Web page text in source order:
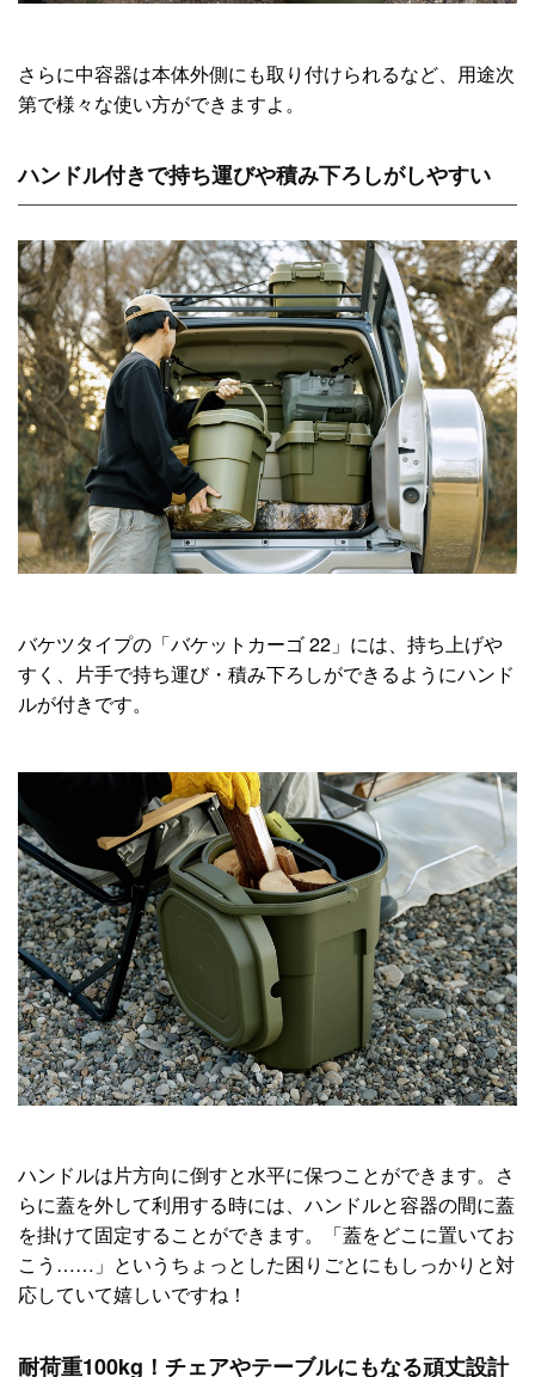
さらに中容器は本体外側にも取り付けられるなど、用途次
第で様々な使い方ができますよ。
ハンドル付きで持ち運びや積み下ろしがしやすい
バケツタイプの「バケットカーゴ 22」には、持ち上げや
すく、片手で持ち運び・積み下ろしができるようにハンド
ルが付きです。
ハンドルは片方向に倒すと水平に保つことができます。さ
らに蓋を外して利用する時には、ハンドルと容器の間に蓋
を掛けて固定することができます。「蓋をどこに置いてお
こう……」というちょっとした困りごとにもしっかりと対
応していて嬉しいですね！
耐荷重100kg！チェアやテーブルにもなる頑丈設計